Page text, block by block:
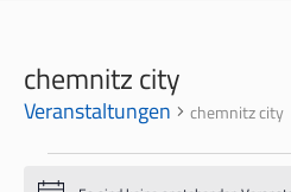
chemnitz city
Veranstaltungen chemnitz city
VERANSTALTUNGEN